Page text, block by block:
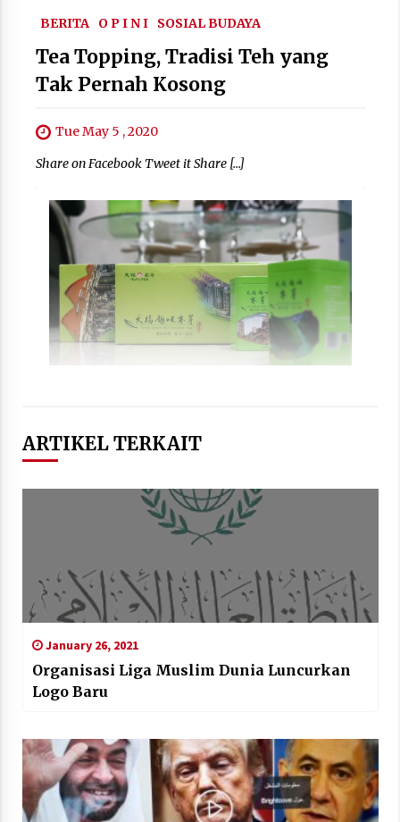
BERITA O P I N I SOSIAL BUDAYA
Tea Topping, Tradisi Teh yang
Tak Pernah Kosong
Tue May 5 , 2020
Share on Facebook Tweet it Share […]
ARTIKEL TERKAIT
January 26, 2021
Organisasi Liga Muslim Dunia Luncurkan
Logo Baru